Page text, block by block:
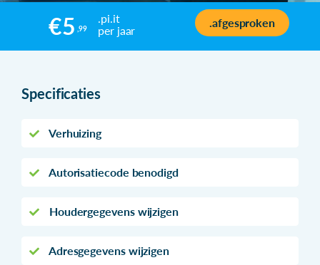
€5 ,99
.pi.it
per jaar
.afgesproken
Specificaties
Verhuizing
Autorisatiecode benodigd
Houdergegevens wijzigen
Adresgegevens wijzigen